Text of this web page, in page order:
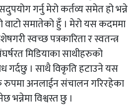
गर्नु मेरो कर्तव्य समेत हो भन्ने
वाटो समातेको हुँ । मेरो यस कदममा
स्वच्छ पत्रकारिता र स्वतन्त्र
मिडियाका साथीहरुको
गर्दछु । साथै विकृति हटाउने यस
रुपमा अनलाईन संचालन गरिरहेका
विश्वस्त छु ।